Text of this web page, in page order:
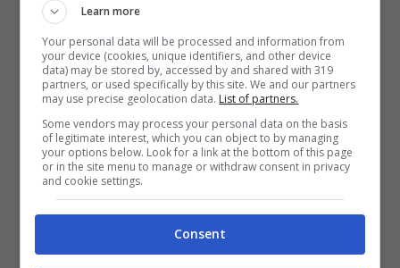
doppia ipotesi
Learn more
Your personal data will be processed and information from
your device (cookies, unique identifiers, and other device
data) may be stored by, accessed by and shared with 319
partners, or used specifically by this site. We and our partners
may use precise geolocation data. List of partners.
Some vendors may process your personal data on the basis
of legitimate interest, which you can object to by managing
your options below. Look for a link at the bottom of this page
or in the site menu to manage or withdraw consent in privacy
and cookie settings.
Consent